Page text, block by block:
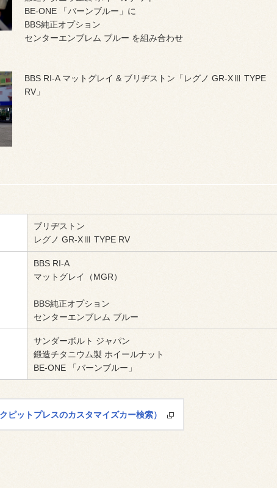
BE-ONE 「バーンブルー」に
BBS純正オプション
センターエンブレム ブルー を組み合わせ
BBS RI-A マットグレイ & ブリヂストン「レグノ GR-XⅢ TYPE
RV」
ブリヂストン
レグノ GR-XⅢ TYPE RV
BBS RI-A
マットグレイ（MGR）
BBS純正オプション
センターエンブレム ブルー
サンダーボルト ジャパン
鍛造チタニウム製 ホイールナット
BE-ONE 「バーンブルー」
ピットプレスのカスタマイズカー検索）